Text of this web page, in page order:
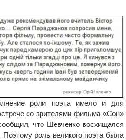
роли поэта имело и для
со зрителями фильма «Сон»
что Шевченко восхищался
роль великого поэта была